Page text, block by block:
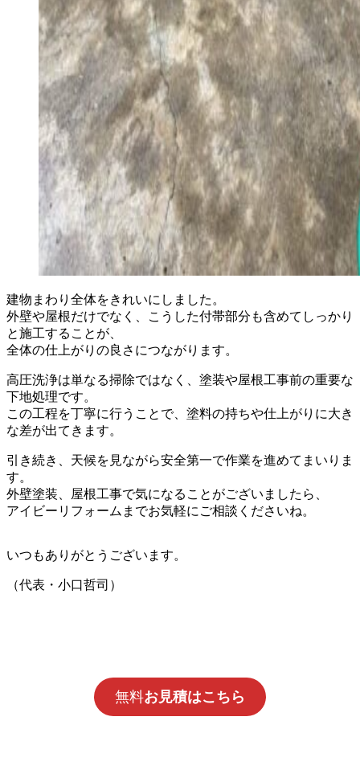
建物まわり全体をきれいにしました。
外壁や屋根だけでなく、こうした付帯部分も含めてしっかり
と施工することが、
全体の仕上がりの良さにつながります。
高圧洗浄は単なる掃除ではなく、塗装や屋根工事前の重要な
下地処理です。
この工程を丁寧に行うことで、塗料の持ちや仕上がりに大き
な差が出てきます。
引き続き、天候を見ながら安全第一で作業を進めてまいりま
す。
外壁塗装、屋根工事で気になることがございましたら、
アイビーリフォームまでお気軽にご相談くださいね。
いつもありがとうございます。
（代表・小口哲司）
無料お見積はこちら